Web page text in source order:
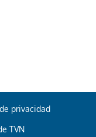
ACEPTAR
privacidad
TVN